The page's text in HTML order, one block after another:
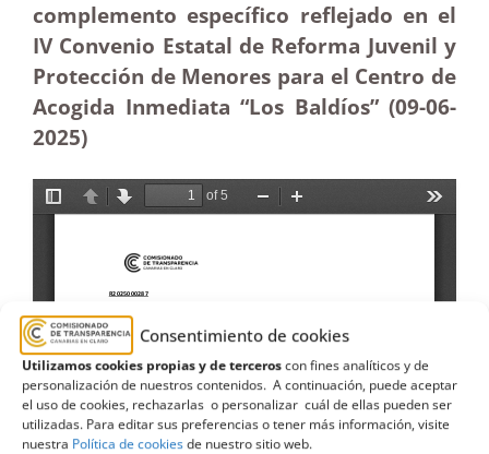
Consentimiento de cookies
Utilizamos cookies propias y de terceroscon fines analíticos y de
personalización de nuestros contenidos. A continuación, puede aceptar
el uso de cookies, rechazarlas o personalizar cuál de ellas pueden ser
utilizadas. Para editar sus preferencias o tener más información, visite
nuestra Política de cookiesde nuestro sitio web.
complemento específico reflejado en el
IV Convenio Estatal de Reforma Juvenil y
Protección de Menores para el Centro de
Acogida Inmediata “Los Baldíos” (09-06-
2025)